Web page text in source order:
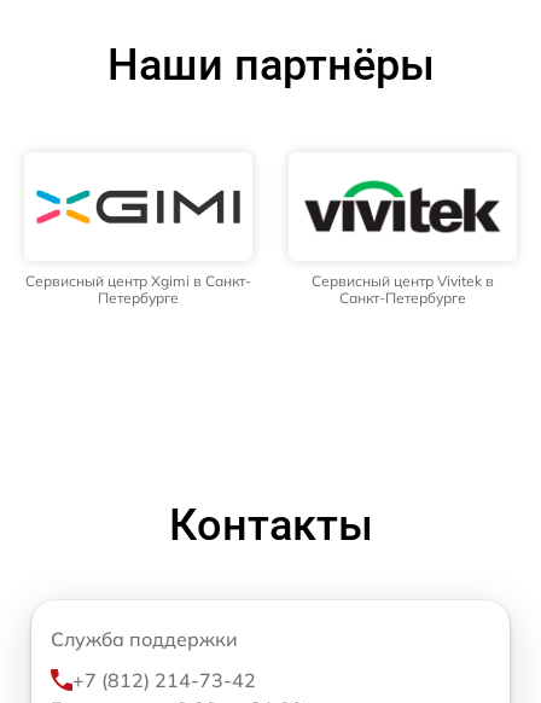
Наши партнёры
Сервисный центр Xgimi в Санкт-
Петербурге
Сервисный центр Vivitek в
Санкт-Петербурге
Контакты
Служба поддержки
+7 (812) 214-73-42